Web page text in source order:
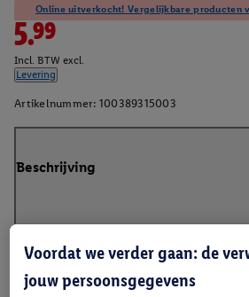
Online uitverkocht! Vergelijkbare producten
5.99
Incl. BTW excl.
Levering
Artikelnummer: 100389315003
Beschrijving
Details over productveiligheid
Voordat we verder gaan: de
jouw persoonsgegevens